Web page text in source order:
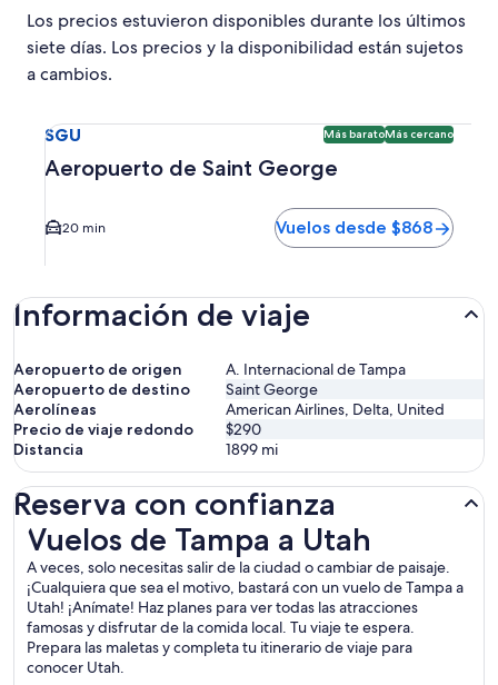
Los precios estuvieron disponibles durante los últimos
siete días. Los precios y la disponibilidad están sujetos
a cambios.
SGU Más baratoMás cercano
Aeropuerto de Saint George
20 min Vuelos desde $868
Información de viaje
Aeropuerto de origen
A. Internacional de Tampa
Aeropuerto de destino
Saint George
Aerolíneas
American Airlines, Delta, United
Precio de viaje redondo
$290
Distancia
1899 mi
Reserva con confianza
Vuelos de Tampa a Utah
A veces, solo necesitas salir de la ciudad o cambiar de paisaje.
¡Cualquiera que sea el motivo, bastará con un vuelo de Tampa a
Utah! ¡Anímate! Haz planes para ver todas las atracciones
famosas y disfrutar de la comida local. Tu viaje te espera.
Prepara las maletas y completa tu itinerario de viaje para
conocer Utah.
Vuelos de Tampa a Utah